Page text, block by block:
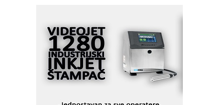
rešenjima
IBeRTIM - oprema za ispitivanje
kontrole kvaliteta
STAUFF – Komponente koje
povećavaju pouzdanost hidrauličkih
sistema